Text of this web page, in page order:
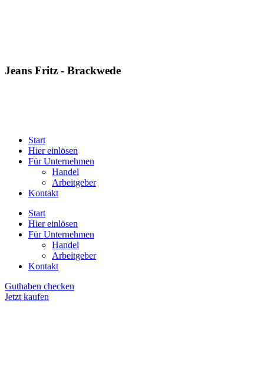
Jeans Fritz - Brackwede
Start
Hier einlösen
Für Unternehmen
Handel
Arbeitgeber
Kontakt
Start
Hier einlösen
Für Unternehmen
Handel
Arbeitgeber
Kontakt
Guthaben checken
Jetzt kaufen